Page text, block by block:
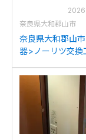
奈良県大和郡山市
奈良県大和郡山
器>ノーリツ交換
C2446SAWXD-
ーリツGTH-
1BLへの交換